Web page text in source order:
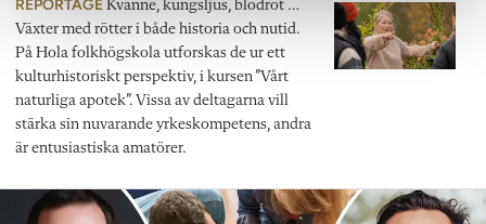
REPORTAGE Kvanne, kungsljus, blodrot …
Växter med rötter i både historia och nutid.
På Hola folkhögskola utforskas de ur ett
kulturhistoriskt perspektiv, i kursen ”Vårt
naturliga apotek”. Vissa av deltagarna vill
stärka sin nuvarande yrkeskompetens, andra
är entusiastiska amatörer.